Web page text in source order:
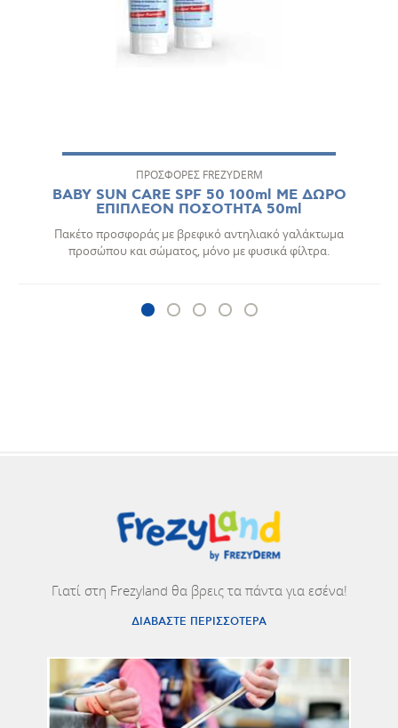
ΠΡΟΣΦΟΡΕΣ FREZYDERM
BABY SUN CARE SPF 50 100ml ΜΕ ΔΩΡΟ
ΕΠΙΠΛΕΟΝ ΠΟΣΟΤΗΤΑ 50ml
Πακέτο προσφοράς με βρεφικό αντηλιακό γαλάκτωμα
προσώπου και σώματος, μόνο με φυσικά φίλτρα.
Γιατί στη Frezyland θα βρεις τα πάντα για εσένα!
ΔΙΑΒΑΣΤΕ ΠΕΡΙΣΣΟΤΕΡΑ